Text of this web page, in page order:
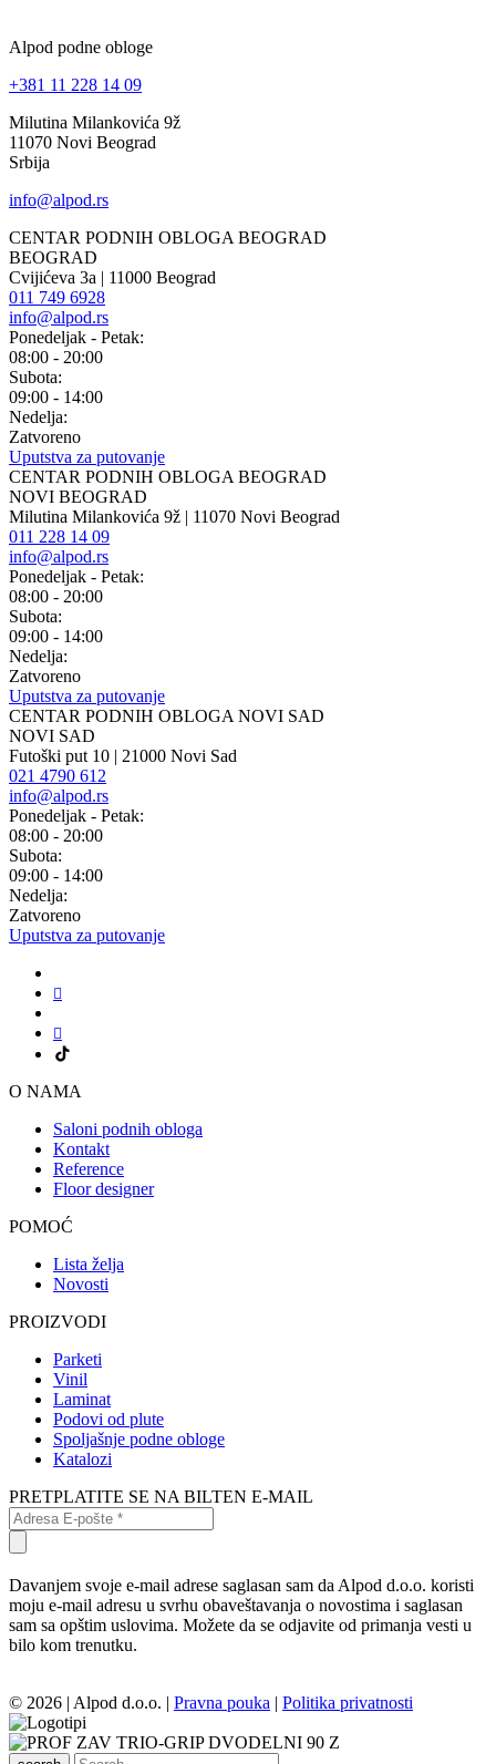
Alpod podne obloge
+381 11 228 14 09
Milutina Milankovića 9ž
11070 Novi Beograd
Srbija
info@alpod.rs
CENTAR PODNIH OBLOGA BEOGRAD
BEOGRAD
Cvijićeva 3a | 11000 Beograd
011 749 6928
info@alpod.rs
Ponedeljak - Petak:
08:00 - 20:00
Subota:
09:00 - 14:00
Nedelja:
Zatvoreno
Uputstva za putovanje
CENTAR PODNIH OBLOGA BEOGRAD
NOVI BEOGRAD
Milutina Milankovića 9ž | 11070 Novi Beograd
011 228 14 09
info@alpod.rs
Ponedeljak - Petak:
08:00 - 20:00
Subota:
09:00 - 14:00
Nedelja:
Zatvoreno
Uputstva za putovanje
CENTAR PODNIH OBLOGA NOVI SAD
NOVI SAD
Futoški put 10 | 21000 Novi Sad
021 4790 612
info@alpod.rs
Ponedeljak - Petak:
08:00 - 20:00
Subota:
09:00 - 14:00
Nedelja:
Zatvoreno
Uputstva za putovanje
O NAMA
Saloni podnih obloga
Kontakt
Reference
Floor designer
POMOĆ
Lista želja
Novosti
PROIZVODI
Parketi
Vinil
Laminat
Podovi od plute
Spoljašnje podne obloge
Katalozi
PRETPLATITE SE NA BILTEN E-MAIL
Davanjem svoje e-mail adrese saglasan sam da Alpod d.o.o. koristi
moju e-mail adresu u svrhu obaveštavanja o novostima i saglasan
sam sa opštim uslovima. Možete da se odjavite od primanja vesti u
bilo kom trenutku.
© 2026 | Alpod d.o.o. | Pravna pouka | Politika privatnosti